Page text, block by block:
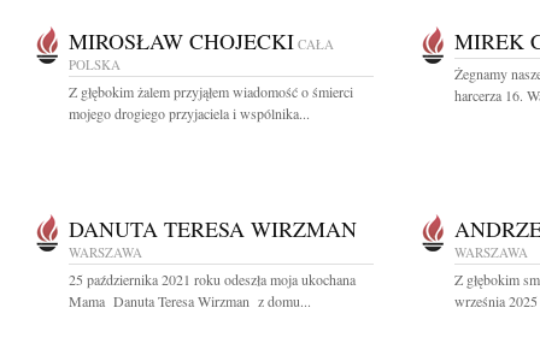
MIROSŁAW CHOJECKI CAŁA
POLSKA
Z głębokim żalem przyjąłem wiadomość o śmierci
mojego drogiego przyjaciela i wspólnika...
MIREK
Żegnamy
harcerza 16.
DANUTA TERESA WIRZMAN
WARSZAWA
25 października 2021 roku odeszła moja ukochana
Mama Danuta Teresa Wirzman z domu...
WARSZAWA
Z głębokim
września